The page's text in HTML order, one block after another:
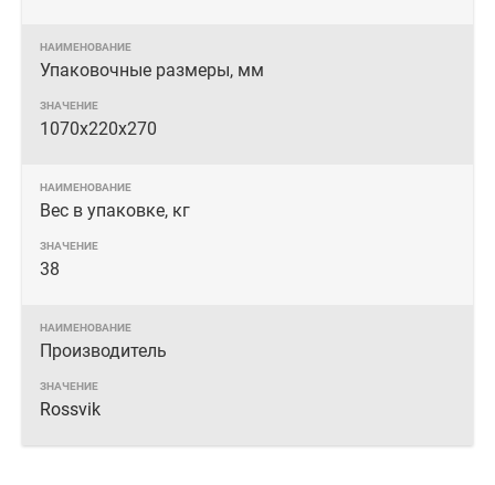
Упаковочные размеры, мм
1070х220х270
Вес в упаковке, кг
38
Производитель
Rossvik